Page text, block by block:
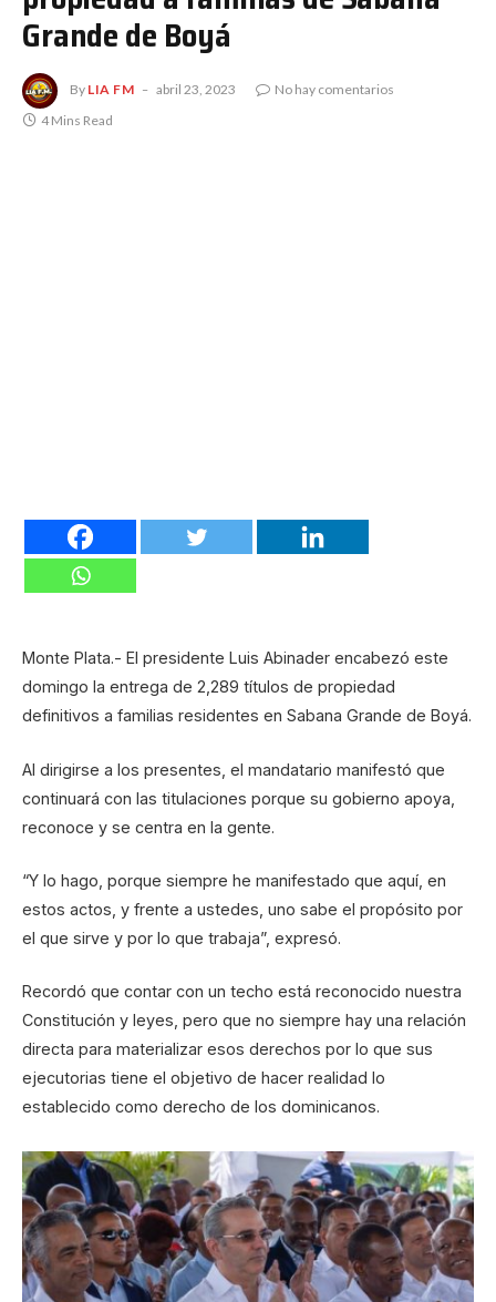
Grande de Boyá
By LIA FM abril 23, 2023
No hay comentarios
4 Mins Read
Monte Plata.- El presidente Luis Abinader encabezó este
domingo la entrega de 2,289 títulos de propiedad
definitivos a familias residentes en Sabana Grande de Boyá.
Al dirigirse a los presentes, el mandatario manifestó que
continuará con las titulaciones porque su gobierno apoya,
reconoce y se centra en la gente.
“Y lo hago, porque siempre he manifestado que aquí, en
estos actos, y frente a ustedes, uno sabe el propósito por
el que sirve y por lo que trabaja”, expresó.
Recordó que contar con un techo está reconocido nuestra
Constitución y leyes, pero que no siempre hay una relación
directa para materializar esos derechos por lo que sus
ejecutorias tiene el objetivo de hacer realidad lo
establecido como derecho de los dominicanos.